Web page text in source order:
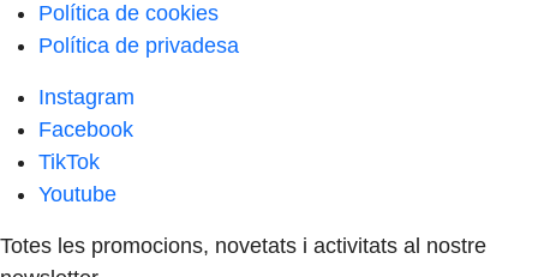
Política de cookies
Política de privadesa
Instagram
Facebook
TikTok
Youtube
Totes les promocions, novetats i activitats al nostre